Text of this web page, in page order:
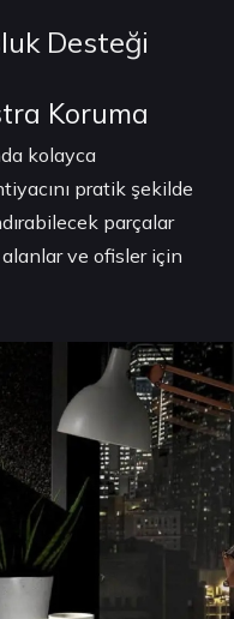
Desteği
Koruma
kolayca
pratik şekilde
parçalar
ve ofisler için